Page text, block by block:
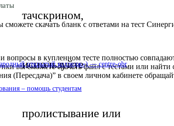
тачскрином,
используйте
пролистывание или
открытый колледж») — centre-obr
– помощь студентам
скачать бланк с ответами на тест
в купленном тесте полностью
вы сможете скачать файл с тестами или
(Пересдача)” в своем личном кабинете